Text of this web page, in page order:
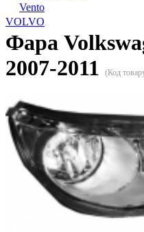
Vento
VOLVO
Фара
2007-2011
(Код